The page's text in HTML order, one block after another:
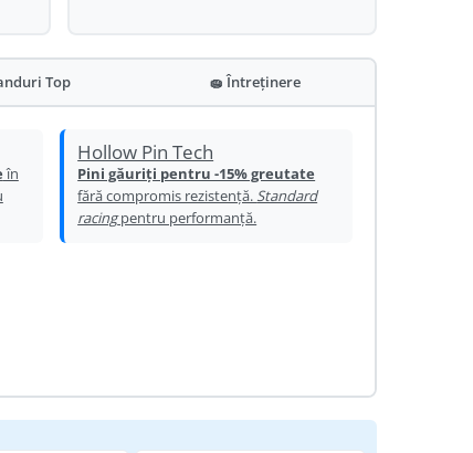
Top 🧽 Întreținere
în
Hollow Pin Tech
Pini găuriți pentru -15% greutate
fără compromis rezistență. Standard
racingpentru performanță.